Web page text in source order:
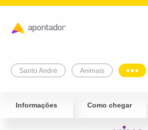
Santo André Animais
Informações Como chegar